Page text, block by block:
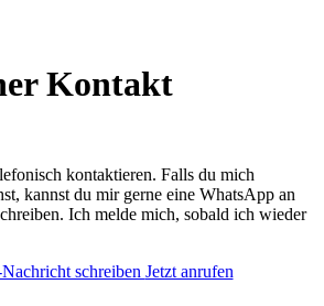
Kontakt
kontaktieren. Falls du mich
kannst du mir gerne eine WhatsApp an
Ich melde mich, sobald ich wieder
schreiben Jetzt anrufen